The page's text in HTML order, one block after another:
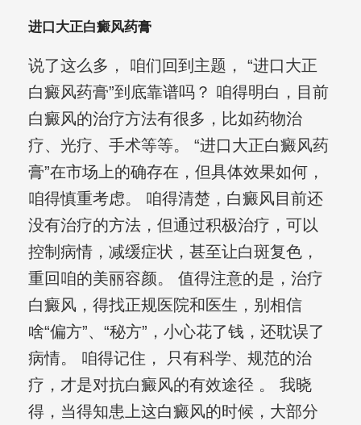
进口大正白癜风药膏
说了这么多， 咱们回到主题， “进口大正
白癜风药膏”到底靠谱吗？ 咱得明白，目前
白癜风的治疗方法有很多，比如药物治
疗、光疗、手术等等。 “进口大正白癜风药
膏”在市场上的确存在，但具体效果如何，
咱得慎重考虑。 咱得清楚，白癜风目前还
没有治疗的方法，但通过积极治疗，可以
控制病情，减缓症状，甚至让白斑复色，
重回咱的美丽容颜。 值得注意的是，治疗
白癜风，得找正规医院和医生，别相信
啥“偏方”、“秘方”，小心花了钱，还耽误了
病情。 咱得记住， 只有科学、规范的治
疗，才是对抗白癜风的有效途径 。 我晓
得，当得知患上这白癜风的时候，大部分